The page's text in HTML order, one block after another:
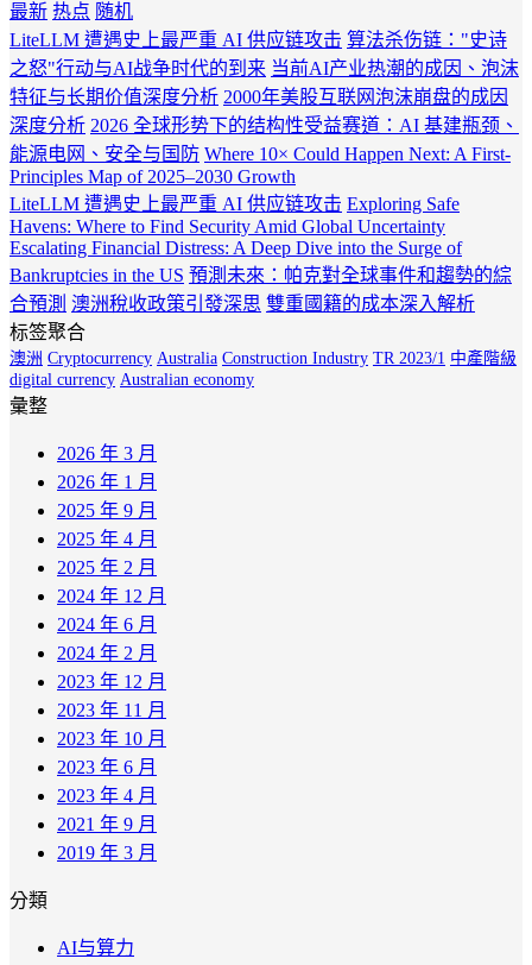
最新 热点 随机
LiteLLM 遭遇史上最严重 AI 供应链攻击 算法杀伤链："史诗
之怒"行动与AI战争时代的到来 当前AI产业热潮的成因、泡沫
特征与长期价值深度分析 2000年美股互联网泡沫崩盘的成因
深度分析 2026 全球形势下的结构性受益赛道：AI 基建瓶颈、
能源电网、安全与国防 Where 10× Could Happen Next: A First-
Principles Map of 2025–2030 Growth
LiteLLM 遭遇史上最严重 AI 供应链攻击 Exploring Safe
Havens: Where to Find Security Amid Global Uncertainty
Escalating Financial Distress: A Deep Dive into the Surge of
Bankruptcies in the US 預測未來：帕克對全球事件和趨勢的綜
合預測 澳洲稅收政策引發深思 雙重國籍的成本深入解析
标签聚合
澳洲 Cryptocurrency Australia Construction Industry TR 2023/1 中產階級
digital currency Australian economy
彙整
2026 年 3 月
2026 年 1 月
2025 年 9 月
2025 年 4 月
2025 年 2 月
2024 年 12 月
2024 年 6 月
2024 年 2 月
2023 年 12 月
2023 年 11 月
2023 年 10 月
2023 年 6 月
2023 年 4 月
2021 年 9 月
2019 年 3 月
分類
AI与算力